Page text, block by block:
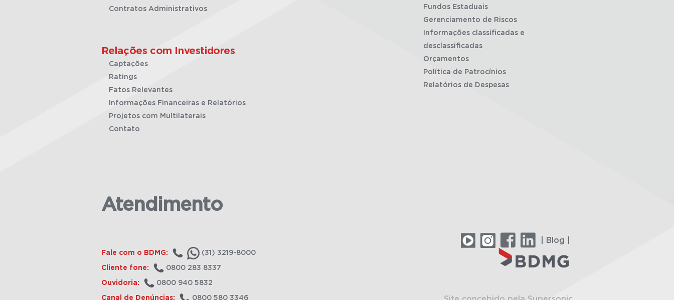
Contratos Administrativos
Relações com Investidores
Captações
Ratings
Fatos Relevantes
Informações Financeiras e Relatórios
Projetos com Multilaterais
Contato
Fundos Estaduais
Gerenciamento de Riscos
Informações classificadas e
desclassificadas
Orçamentos
Política de Patrocínios
Relatórios de Despesas
Atendimento
Fale com o BDMG: (31) 3219-8000
Cliente fone: 0800 283 8337
Ouvidoria: 0800 940 5832
Canal de Denúncias: 0800 580 3346
| Blog |